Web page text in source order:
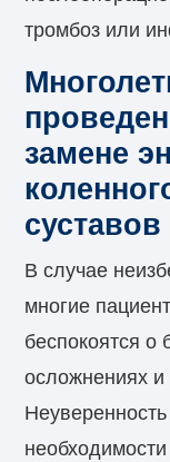
тромбоз или
замене
суставов
В случае
многие
беспокоятся
осложнениях и